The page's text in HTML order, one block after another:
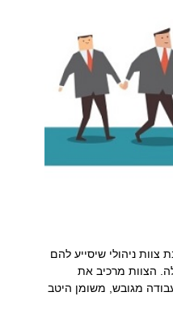
ניהולי שיסייע להם
הצוות מרכיב את
מגובש, משומן היטב